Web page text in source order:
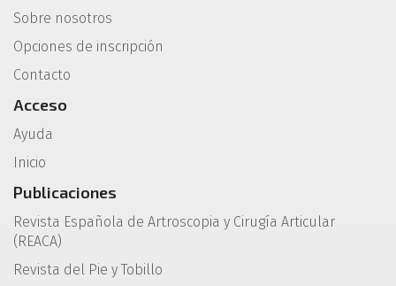
Sobre nosotros
Opciones de inscripción
Contacto
Acceso
Ayuda
Inicio
Publicaciones
Revista Española de Artroscopia y Cirugía Articular
(REACA)
Revista del Pie y Tobillo